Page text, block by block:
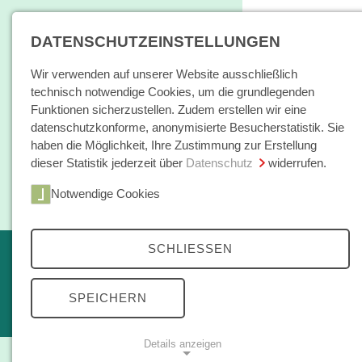
Home
Bücher / E-Books
Themen
kleine reihe
Open Access
DATENSCHUTZEINSTELLUNGEN
Wir verwenden auf unserer Website ausschließlich
technisch notwendige Cookies, um die grundlegenden
Funktionen sicherzustellen. Zudem erstellen wir eine
datenschutzkonforme, anonymisierte Besucherstatistik. Sie
haben die Möglichkeit, Ihre Zustimmung zur Erstellung
dieser Statistik jederzeit über Datenschutz widerrufen.
Notwendige Cookies
SCHLIESSEN
SPEICHERN
Details anzeigen